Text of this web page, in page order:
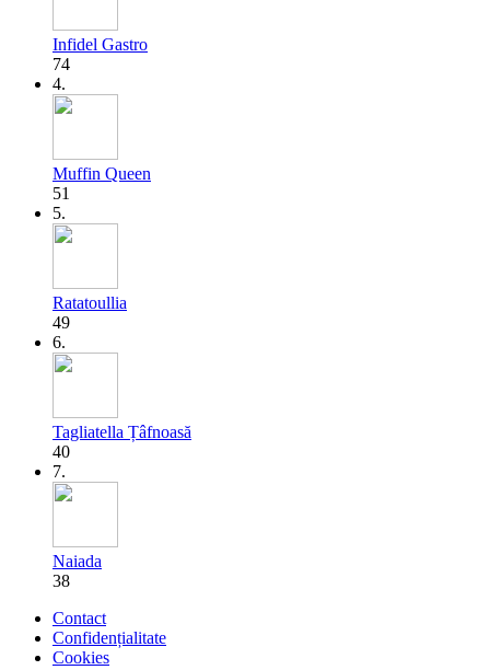
Infidel Gastro
74
4.
Muffin Queen
51
5.
Ratatoullia
49
6.
Tagliatella Țâfnoasă
40
7.
Naiada
38
Contact
Confidențialitate
Cookies